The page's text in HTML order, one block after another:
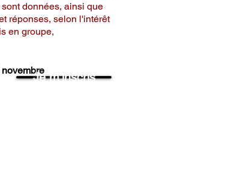
données, ainsi que
réponses, selon l'intérêt
en groupe,
novembreJe m'inscris